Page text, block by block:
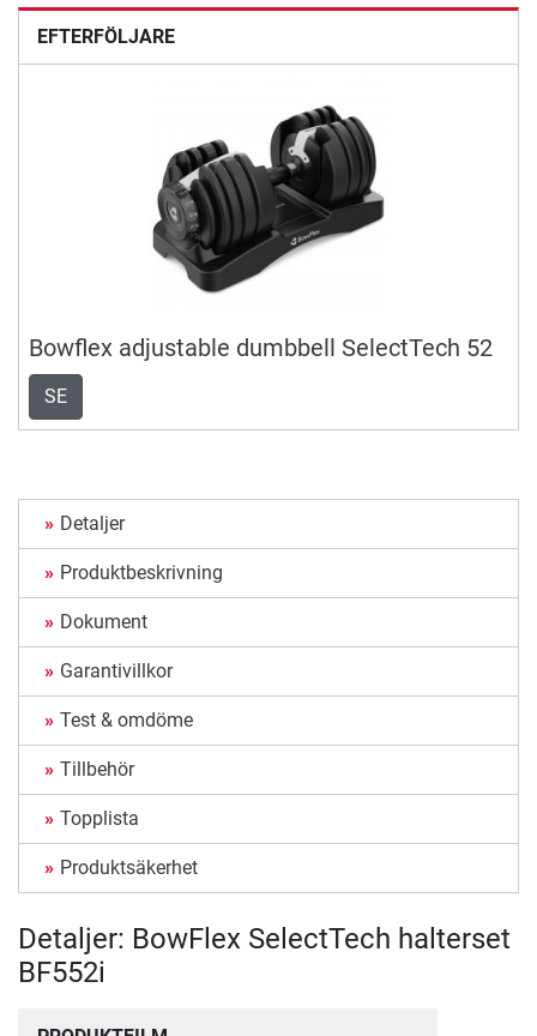
EFTERFÖLJARE
Bowflex adjustable dumbbell SelectTech 52
SE
Detaljer
Produktbeskrivning
Dokument
Garantivillkor
Test & omdöme
Tillbehör
Topplista
Produktsäkerhet
Detaljer: BowFlex SelectTech halterset
BF552i